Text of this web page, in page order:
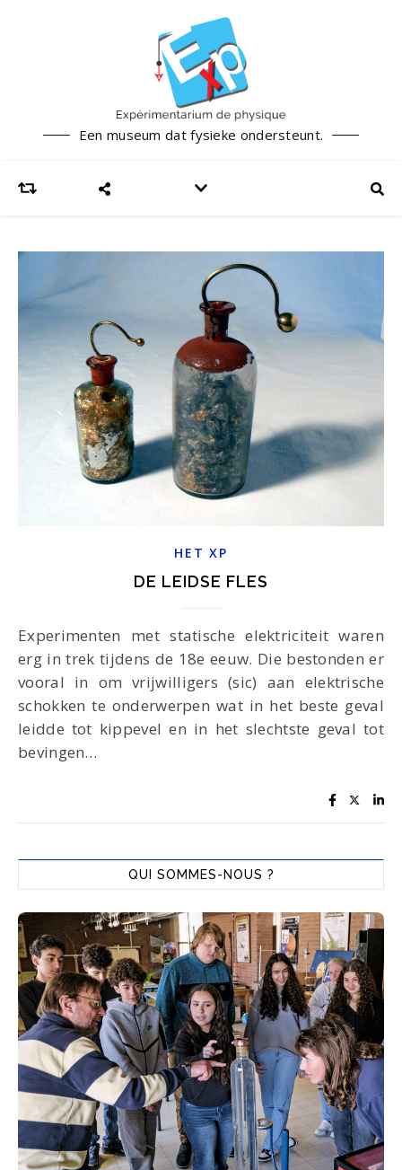
Een museum dat fysieke ondersteunt.
HET XP
DE LEIDSE FLES
Experimenten met statische elektriciteit waren
erg in trek tijdens de 18e eeuw. Die bestonden er
vooral in om vrijwilligers (sic) aan elektrische
schokken te onderwerpen wat in het beste geval
leidde tot kippevel en in het slechtste geval tot
bevingen…
QUI SOMMES-NOUS ?